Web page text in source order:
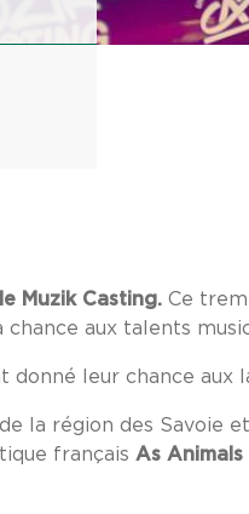
Muzik Casting. Ce
aux talents
donné leur chance aux
la région des Savoie
français As Animals